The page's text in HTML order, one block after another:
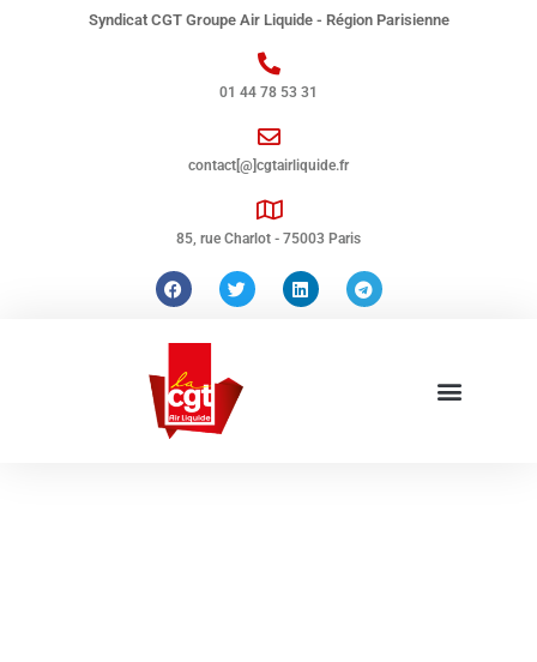
Syndicat CGT Groupe Air Liquide - Région Parisienne
01 44 78 53 31
contact[@]cgtairliquide.fr
85, rue Charlot - 75003 Paris